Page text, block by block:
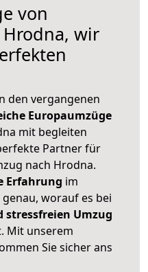
von
wir
den vergangenen
Europaumzüge
mit begleiten
Partner für
nach Hrodna.
Erfahrung im
worauf es bei
stressfreien Umzug
Mit unserem
Sie sicher ans